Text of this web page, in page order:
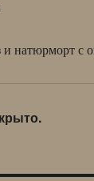
и натюрморт с